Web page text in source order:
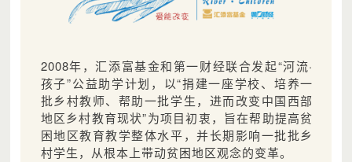
2008年，汇添富基金和第一财经联合发起“河流·
孩子”公益助学计划，以“捐建一座学校、培养一
批乡村教师、帮助一批学生，进而改变中国西部
地区乡村教育现状”为项目初衷，旨在帮助提高贫
困地区教育教学整体水平，并长期影响一批批乡
村学生，从根本上带动贫困地区观念的变革。